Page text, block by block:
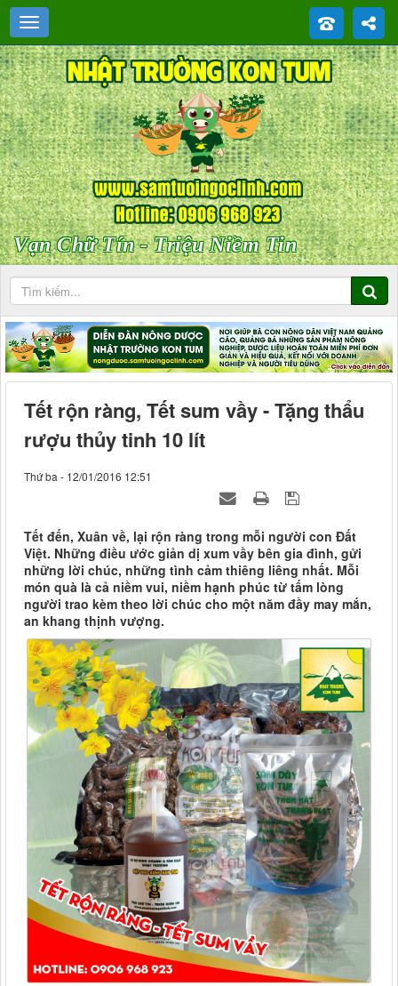
Vạn Chữ Tín - Triệu Niềm Tin
Tết rộn ràng, Tết sum vầy - Tặng thẩu
rượu thủy tinh 10 lít
Thứ ba - 12/01/2016 12:51
Tết đến, Xuân về, lại rộn ràng trong mỗi người con Đất
Việt. Những điều ước giản dị xum vầy bên gia đình, gửi
những lời chúc, những tình cảm thiêng liêng nhất. Mỗi
món quà là cả niềm vui, niềm hạnh phúc từ tấm lòng
người trao kèm theo lời chúc cho một năm đầy may mắn,
an khang thịnh vượng.